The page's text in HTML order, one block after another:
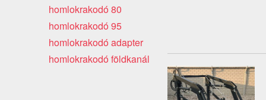
homlokrakodó 80
homlokrakodó 95
homlokrakodó adapter
homlokrakodó földkanál